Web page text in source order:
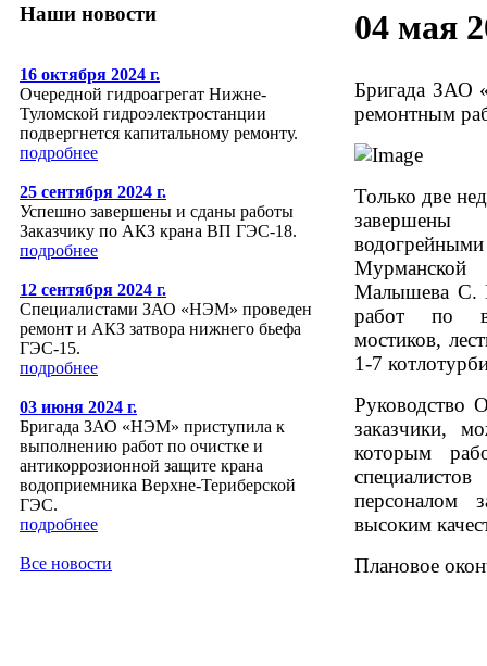
Наши новости
16 октября 2024 г.
Очередной гидроагрегат Нижне-
Туломской гидроэлектростанции
подвергнется капитальному ремонту.
подробнее
25 сентября 2024 г.
Успешно завершены и сданы работы
Заказчику по АКЗ крана ВП ГЭС-18.
подробнее
12 сентября 2024 г.
Специалистами ЗАО «НЭМ» проведен
ремонт и АКЗ затвора нижнего бьефа
ГЭС-15.
подробнее
03 июня 2024 г.
Бригада ЗАО «НЭМ» приступила к
выполнению работ по очистке и
антикоррозионной защите крана
водоприемника Верхне-Териберской
ГЭС.
подробнее
Все новости
04 мая
Бригада ЗАО
ремонтным
Только две
Малышева С.
работ по
мостиков,
1-7
заказчики,
которым
персоналом
высоким
Плановое